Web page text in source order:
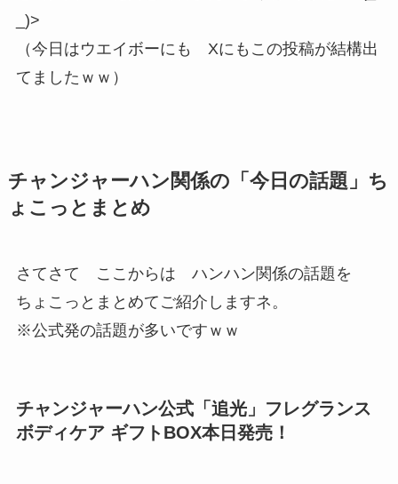
_)>
（今日はウエイボーにも Xにもこの投稿が結構出
てましたｗｗ）
チャンジャーハン関係の「今日の話題」ち
ょこっとまとめ
さてさて ここからは ハンハン関係の話題を
ちょこっとまとめてご紹介しますネ。
※公式発の話題が多いですｗｗ
チャンジャーハン公式「追光」フレグランス
ボディケア ギフトBOX本日発売！